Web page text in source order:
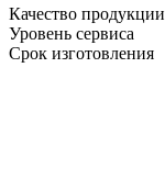
Качество продукции
Уровень сервиса
Срок изготовления